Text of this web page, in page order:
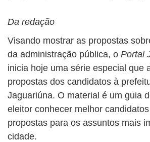
Da redação
Visando mostrar as propostas
da administração pública, o Portal
inicia hoje uma série especial que
propostas dos candidatos à
Jaguariúna. O material é um guia
eleitor conhecer melhor
propostas para os assuntos mais
cidade.